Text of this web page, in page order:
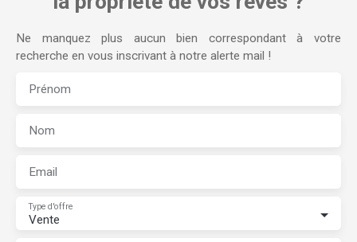
Ne manquez plus aucun bien correspondant à votre
recherche en vous inscrivant à notre alerte mail !
Prénom
Nom
Email
Vente
Type d'offre